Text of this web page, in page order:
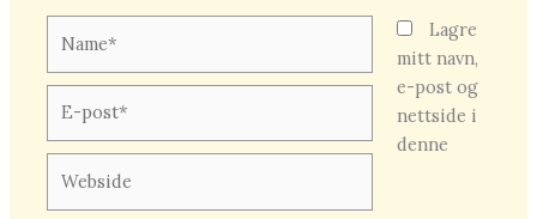
post*
Lagre
mitt navn,
e-post og
nettside i
denne